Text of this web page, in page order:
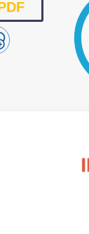
Instalaciones